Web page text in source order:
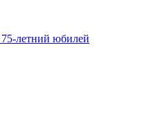
75-летний юбилей